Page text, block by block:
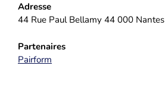
Adresse
44 Rue Paul Bellamy 44 000 Nantes
Partenaires
Pairform